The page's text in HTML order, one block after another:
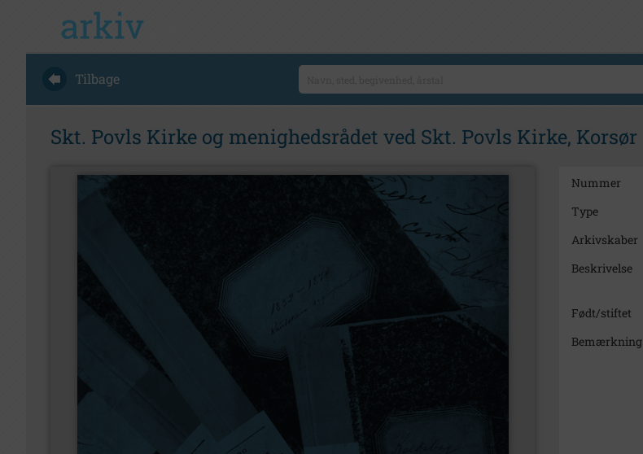
Tilbage
Skt. Povls Kirke og menighedsrådet ved Skt. Povls Kirke, Korsør
Nummer
Type
Arkivskaber
Beskrivelse
Født/stiftet
Bemærkning